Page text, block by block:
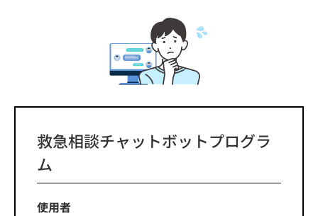
救急相談チャットボットプログラ
ム
使用者